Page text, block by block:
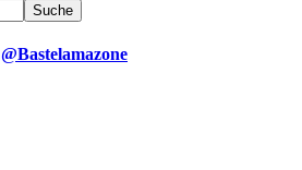
@Bastelamazone